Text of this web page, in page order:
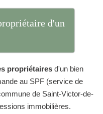
d'un
propriétaires d'un bien
au SPF (service de
de Saint-Victor-de-
immobilières.